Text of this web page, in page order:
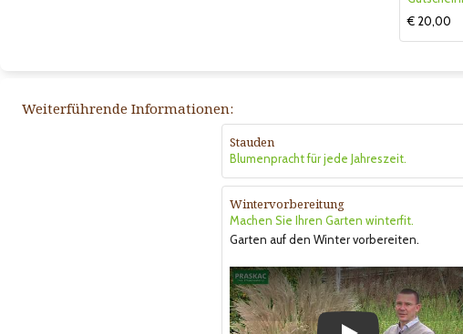
€ 20,00
Weiterführende Informationen:
Stauden
Blumenpracht für jede Jahreszeit.
Wintervorbereitung
Machen Sie Ihren Garten winterfit.
Garten auf den Winter vorbereiten.